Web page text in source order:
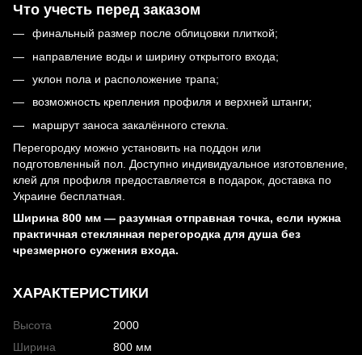
Что учесть перед заказом
финальный размер после облицовки плиткой;
направление воды и ширину открытого входа;
уклон пола и расположение трапа;
возможность крепления профиля и верхней штанги;
маршрут заноса закалённого стекла.
Перегородку можно установить на поддон или
подготовленный пол. Доступно индивидуальное изготовление,
клей для профиля предоставляется в подарок, доставка по
Украине бесплатная.
Ширина 800 мм — разумная отправная точка, если нужна
практичная стеклянная перегородка для душа без
чрезмерного сужения входа.
ХАРАКТЕРИСТИКИ
Высота
2000
Ширина
800 мм